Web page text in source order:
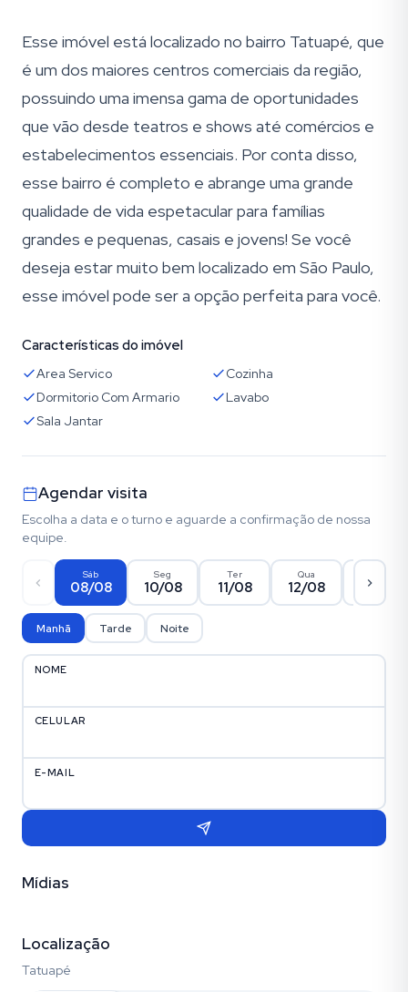
Esse imóvel está localizado no bairro Tatuapé, que
é um dos maiores centros comerciais da região,
possuindo uma imensa gama de oportunidades
que vão desde teatros e shows até comércios e
estabelecimentos essenciais. Por conta disso,
esse bairro é completo e abrange uma grande
qualidade de vida espetacular para famílias
grandes e pequenas, casais e jovens! Se você
deseja estar muito bem localizado em São Paulo,
esse imóvel pode ser a opção perfeita para você.
Características do imóvel
Area Servico
Cozinha
Dormitorio Com Armario
Lavabo
Sala Jantar
Agendar visita
Escolha a data e o turno e aguarde a confirmação de nossa
equipe.
Sáb
08/08
Seg
10/08
Ter
11/08
Qua
12/08 13/08
Manhã Tarde Noite
NOME
CELULAR
E-MAIL
Mídias
Localização
Tatuapé